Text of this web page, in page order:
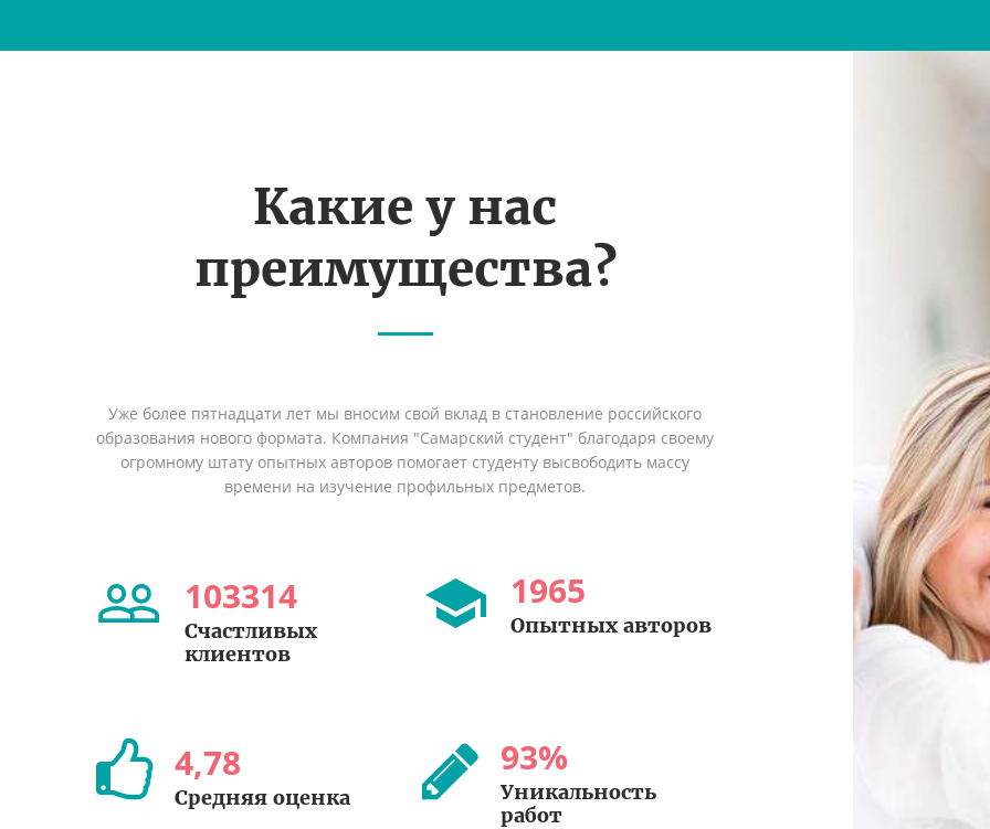
Какие у нас
преимущества?
Уже более пятнадцати лет мы вносим свой вклад в становление российского
образования нового формата. Компания "Самарский студент" благодаря своему
огромному штату опытных авторов помогает студенту высвободить массу
времени на изучение профильных предметов.
103314
Счастливых
клиентов
1965
Опытных авторов
4,78
Средняя оценка
93%
Уникальность
работ